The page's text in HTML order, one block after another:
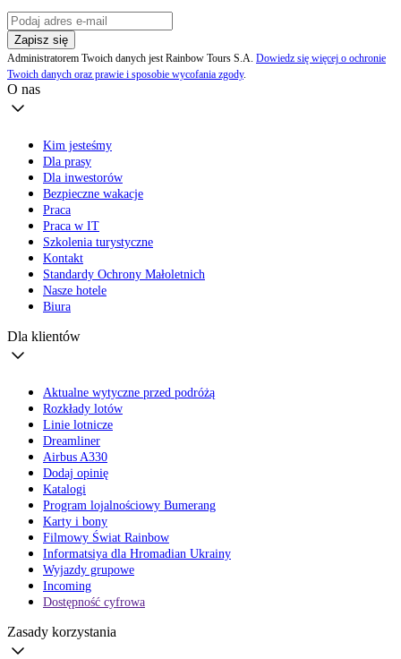
Zapisz się
Administratorem Twoich danych jest Rainbow Tours S.A. Dowiedz się więcej o ochronie
Twoich danych oraz prawie i sposobie wycofania zgody.
O nas
Kim jesteśmy
Dla prasy
Dla inwestorów
Bezpieczne wakacje
Praca
Praca w IT
Szkolenia turystyczne
Kontakt
Standardy Ochrony Małoletnich
Nasze hotele
Biura
Dla klientów
Aktualne wytyczne przed podróżą
Rozkłady lotów
Linie lotnicze
Dreamliner
Airbus A330
Dodaj opinię
Katalogi
Program lojalnościowy Bumerang
Karty i bony
Filmowy Świat Rainbow
Informatsiya dla Hromadian Ukrainy
Wyjazdy grupowe
Incoming
Dostępność cyfrowa
Zasady korzystania